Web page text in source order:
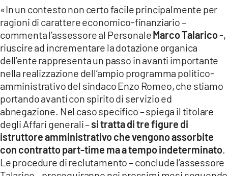
ILVIBONESE.IT
CATANZAROCHANNEL.IT
LACAPITALENEWS.IT
App
ANDROID
APPLE
«In un contesto non certo facile principalmente per
ragioni di carattere economico-finanziario –
commenta l’assessore al PersonaleMarco Talarico-,
riuscire ad incrementare la dotazione organica
dell’ente rappresenta un passo in avanti importante
nella realizzazione dell’ampio programma politico-
amministrativo del sindaco Enzo Romeo, che stiamo
portando avanti con spirito di servizio ed
abnegazione. Nel caso specifico – spiega il titolare
degli Affari generali –si tratta di tre figure di
istruttore amministrativo che vengono assorbite
con contratto part-time ma a tempo indeterminato
Le procedure di reclutamento – conclude l’assessore